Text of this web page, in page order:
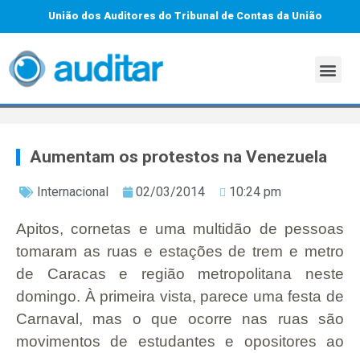
União dos Auditores do Tribunal de Contas da União
Aumentam os protestos na Venezuela
Internacional 02/03/2014 10:24 pm
Apitos, cornetas e uma multidão de pessoas
tomaram as ruas e estações de trem e metro
de Caracas e região metropolitana neste
domingo. À primeira vista, parece uma festa de
Carnaval, mas o que ocorre nas ruas são
movimentos de estudantes e opositores ao